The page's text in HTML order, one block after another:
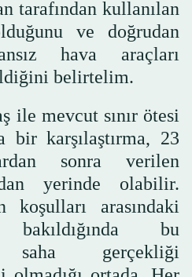
tarafından kullanılan
ve doğrudan
hava araçları
belirtelim.
ile mevcut sınır ötesi
bir karşılaştırma, 23
sonra verilen
yerinde olabilir.
koşulları arasındaki
bu
saha gerçekliği